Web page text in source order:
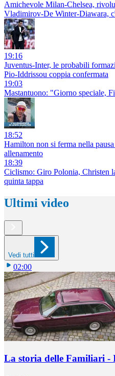
Amichevole Milan-Chelsea,
Vladimirov-De Winter-Diawara,
19:16
Juventus-Inter, le probabili
Pio-Iddrissou coppia confermata
19:03
Mastantuono: "Giorno speciale,
18:52
Hamilton non si ferma nella
allenamento
18:39
Ciclismo: Giro Polonia, Christen
quinta tappa
Ultimi video
Vedi tutti
02:00
La storia delle Familiari -